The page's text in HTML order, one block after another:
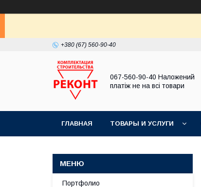
+380 (67) 560-90-40
067-560-90-40 Наложений
платіж не на всі товари
ГЛАВНАЯ ТОВАРЫ И УСЛУГИ
Портфолио